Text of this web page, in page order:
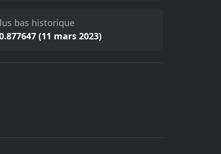
bas historique
(11 mars 2023)